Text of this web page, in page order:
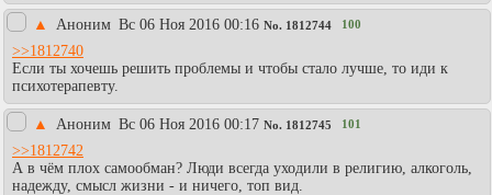
▲ Аноним Вc 06 Ноя 2016 00:16 No. 1812744 100
>>1812740
Если ты хочешь решить проблемы и чтобы стало лучше, то иди к
психотерапевту.
▲ Аноним Вc 06 Ноя 2016 00:17 No. 1812745 101
>>1812742
А в чём плох самообман? Люди всегда уходили в религию, алкоголь,
надежду, смысл жизни - и ничего, топ вид.